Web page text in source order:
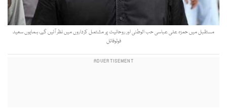
مستقبل میں حمزہ علی عباسی حب الوطنی اور روحانیت پر مشتمل کرداروں میں نظر آئیں گے، ہمایوں سعید
فوٹوفائل